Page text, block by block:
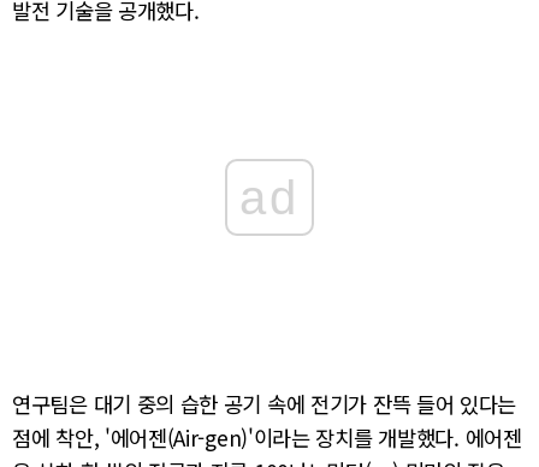
발전 기술을 공개했다.
ad
연구팀은 대기 중의 습한 공기 속에 전기가 잔뜩 들어 있다는
점에 착안, '에어젠(Air-gen)'이라는 장치를 개발했다. 에어젠